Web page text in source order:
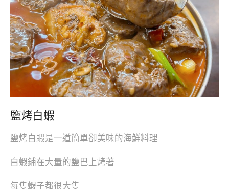
鹽烤白蝦
鹽烤白蝦是一道簡單卻美味的海鮮料理
白蝦鋪在大量的鹽巴上烤著
每隻蝦子都很大隻